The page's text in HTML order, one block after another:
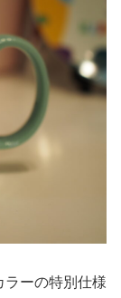
ラーの特別仕様